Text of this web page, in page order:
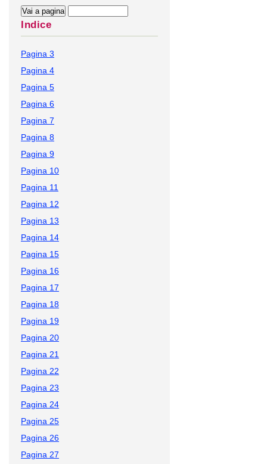
Indice
Pagina 3
Pagina 4
Pagina 5
Pagina 6
Pagina 7
Pagina 8
Pagina 9
Pagina 10
Pagina 11
Pagina 12
Pagina 13
Pagina 14
Pagina 15
Pagina 16
Pagina 17
Pagina 18
Pagina 19
Pagina 20
Pagina 21
Pagina 22
Pagina 23
Pagina 24
Pagina 25
Pagina 26
Pagina 27